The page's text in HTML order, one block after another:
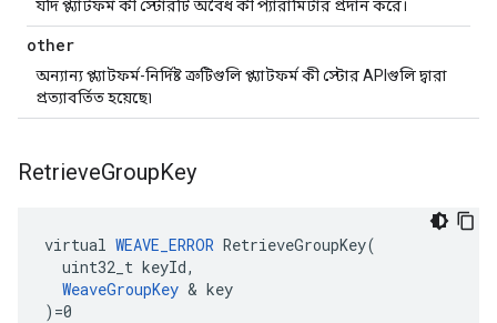
যদি প্ল্যাটফর্ম কী স্টোরটি অবৈধ কী প্যারামিটার প্রদান করে।
other
অন্যান্য প্ল্যাটফর্ম-নির্দিষ্ট ত্রুটিগুলি প্ল্যাটফর্ম কী স্টোর APIগুলি দ্বারা
প্রত্যাবর্তিত হয়েছে৷
RetrieveGroupKey
virtual WEAVE_ERROR RetrieveGroupKey(
  uint32_t keyId,
WeaveGroupKey & key
)=0